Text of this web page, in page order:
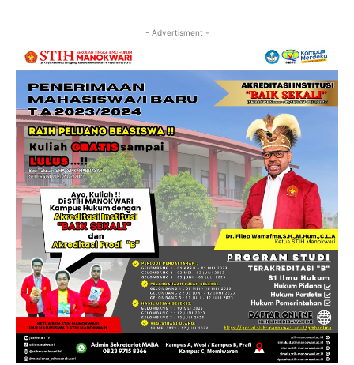
- Advertisment -